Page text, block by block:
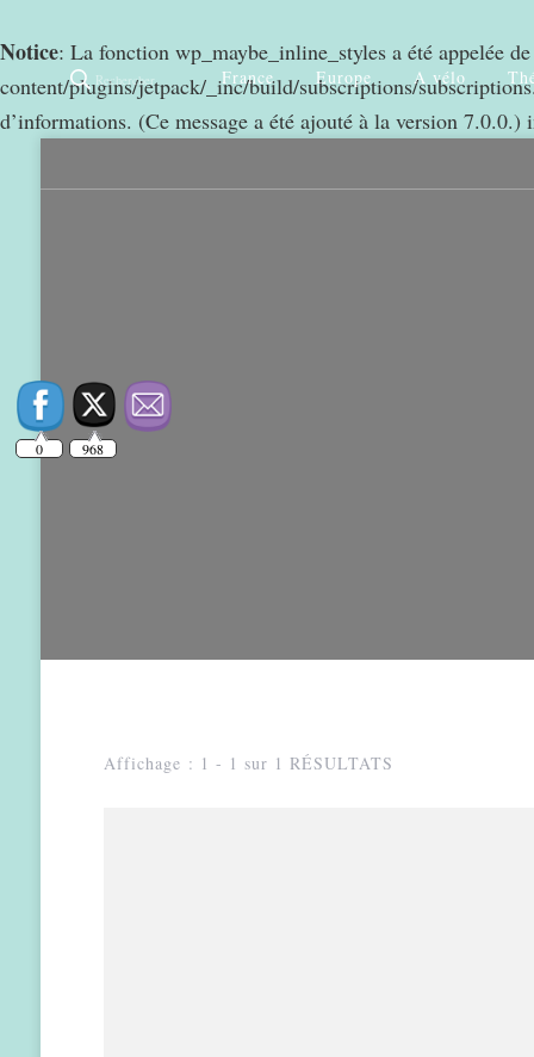
Notice: La fonction wp_maybe_inline_styles a été appelée
content/plugins/jetpack/_inc/build/subscriptions/
d’informations. (Ce message a été ajouté à la version 7.0.0.)
Rechercher France Europe A vélo
Affichage : 1 - 1 sur 1 RÉSULTATS